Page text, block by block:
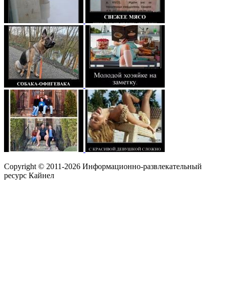
Copyright © 2011-2026 Информационно-развлекательный
ресурс Кайнел